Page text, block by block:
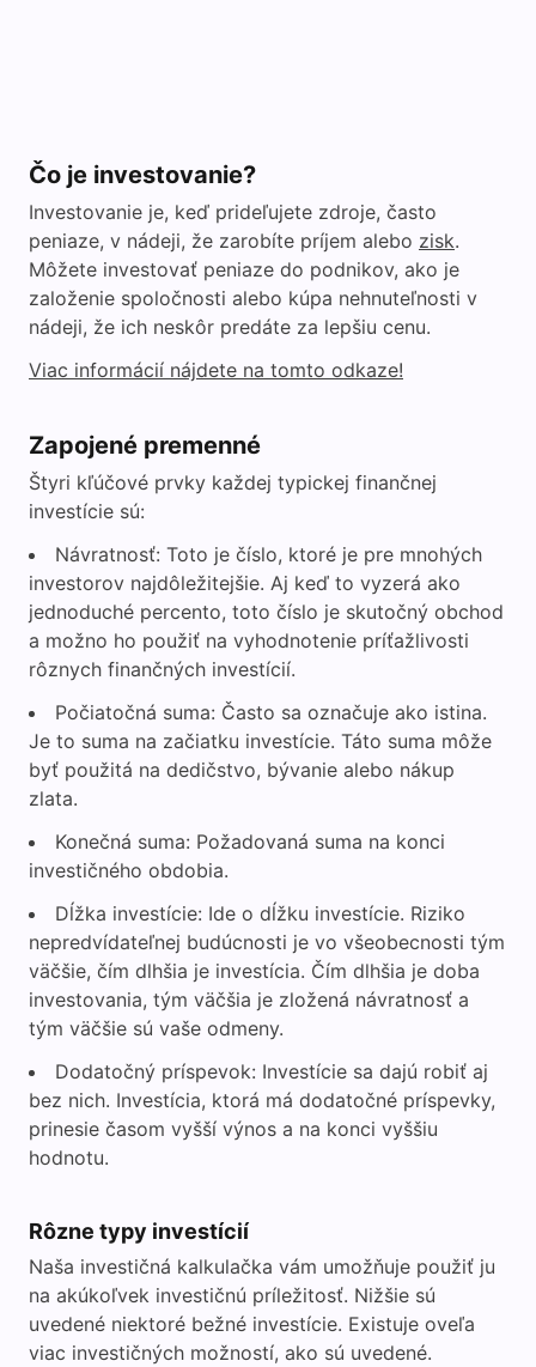
Čo je investovanie?
Investovanie je, keď prideľujete zdroje, často
peniaze, v nádeji, že zarobíte príjem alebo zisk.
Môžete investovať peniaze do podnikov, ako je
založenie spoločnosti alebo kúpa nehnuteľnosti v
nádeji, že ich neskôr predáte za lepšiu cenu.
Viac informácií nájdete na tomto odkaze!
Zapojené premenné
Štyri kľúčové prvky každej typickej finančnej
investície sú:
Návratnosť: Toto je číslo, ktoré je pre mnohých
investorov najdôležitejšie. Aj keď to vyzerá ako
jednoduché percento, toto číslo je skutočný obchod
a možno ho použiť na vyhodnotenie príťažlivosti
rôznych finančných investícií.
Počiatočná suma: Často sa označuje ako istina.
Je to suma na začiatku investície. Táto suma môže
byť použitá na dedičstvo, bývanie alebo nákup
zlata.
Konečná suma: Požadovaná suma na konci
investičného obdobia.
Dĺžka investície: Ide o dĺžku investície. Riziko
nepredvídateľnej budúcnosti je vo všeobecnosti tým
väčšie, čím dlhšia je investícia. Čím dlhšia je doba
investovania, tým väčšia je zložená návratnosť a
tým väčšie sú vaše odmeny.
Dodatočný príspevok: Investície sa dajú robiť aj
bez nich. Investícia, ktorá má dodatočné príspevky,
prinesie časom vyšší výnos a na konci vyššiu
hodnotu.
Rôzne typy investícií
Naša investičná kalkulačka vám umožňuje použiť ju
na akúkoľvek investičnú príležitosť. Nižšie sú
uvedené niektoré bežné investície. Existuje oveľa
viac investičných možností, ako sú uvedené.